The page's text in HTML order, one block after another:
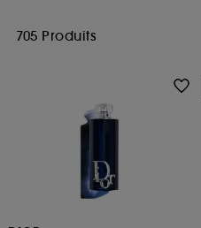
705 Produits